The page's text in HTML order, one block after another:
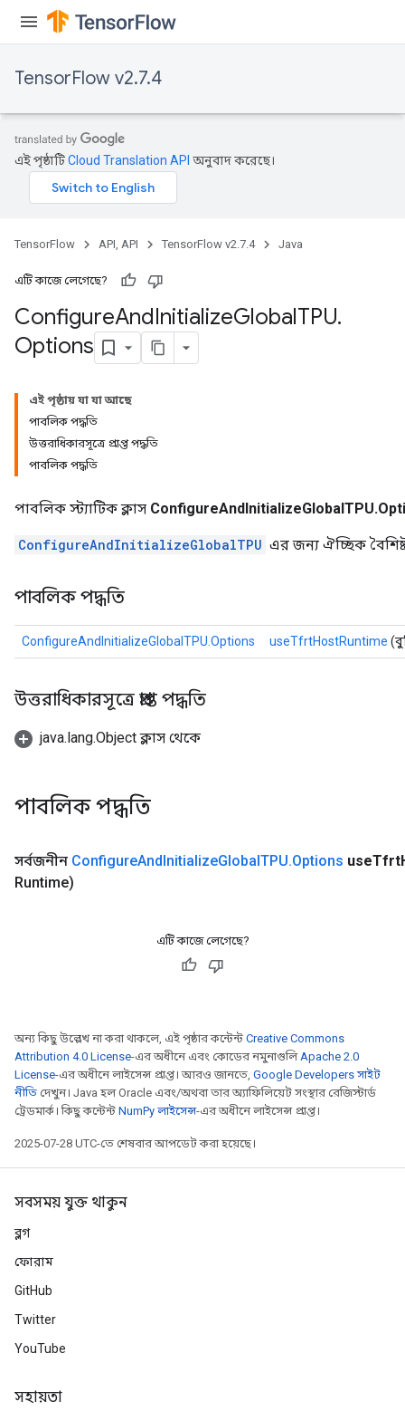
TensorFlow v2.7.4
এই পৃষ্ঠাটিCloud Translation API অনুবাদ করেছে।
TensorFlow API, API TensorFlow v2.7.4 Java
এটি কাজে লেগেছে?
ConfigureAndInitializeGlobalTPU.
Options
এই পৃষ্ঠায় যা যা আছে
পাবলিক পদ্ধতি
উত্তরাধিকারসূত্রে প্রাপ্ত পদ্ধতি
পাবলিক পদ্ধতি
পাবলিক স্ট্যাটিক ক্লাস
ConfigureAndInitializeGlobalTPU এর জন্য ঐচ্ছিক
পাবলিক পদ্ধতি
ConfigureAndInitializeGlobalTPU.Options useTfrtHostRuntime
উত্তরাধিকারসূত্রে প্রাপ্ত পদ্ধতি
java.lang.Object ক্লাস থেকে
পাবলিক পদ্ধতি
সর্বজনীন ConfigureAndInitializeGlobalTPU.Options useTfrt
Runtime)
এটি কাজে লেগেছে?
অন্য কিছু উল্লেখ না করা থাকলে, এই পৃষ্ঠার কন্টেন্ট Creative Commons
Attribution 4.0 License-এর অধীনে এবং কোডের নমুনাগুলিApache 2.0
License-এর অধীনে লাইসেন্স প্রাপ্ত। আরও জানতে, Google Developers সাইট
নীতি দেখুন। Java হল Oracle এবং/অথবা তার অ্যাফিলিয়েট সংস্থার রেজিস্টার্ড
ট্রেডমার্ক। কিছু কন্টেন্ট NumPy লাইসেন্স-এর অধীনে লাইসেন্স প্রাপ্ত।
2025-07-28 UTC-তে শেষবার আপডেট করা হয়েছে।
সবসময় যুক্ত থাকুন
ব্লগ
ফোরাম
GitHub
Twitter
YouTube
সহায়তা